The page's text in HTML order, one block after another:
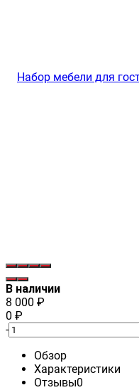
В наличии
8 000 ₽
0 ₽
-
Обзор
Характеристики
Отзывы0